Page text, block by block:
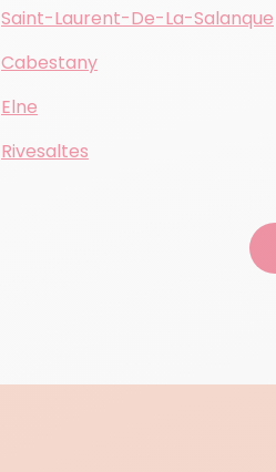
Saint-Laurent-De-La-Salanque
Cabestany
Elne
Rivesaltes